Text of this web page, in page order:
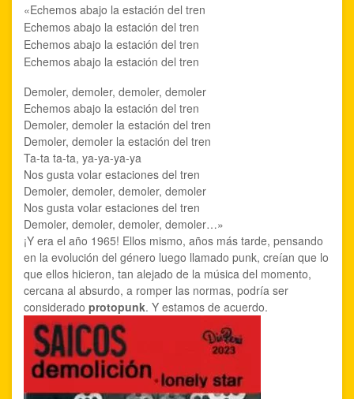
«Echemos abajo la estación del tren
Echemos abajo la estación del tren
Echemos abajo la estación del tren
Echemos abajo la estación del tren
Demoler, demoler, demoler, demoler
Echemos abajo la estación del tren
Demoler, demoler la estación del tren
Demoler, demoler la estación del tren
Ta-ta ta-ta, ya-ya-ya-ya
Nos gusta volar estaciones del tren
Demoler, demoler, demoler, demoler
Nos gusta volar estaciones del tren
Demoler, demoler, demoler, demoler…»
¡Y era el año 1965! Ellos mismo, años más tarde, pensando
en la evolución del género luego llamado punk, creían que lo
que ellos hicieron, tan alejado de la música del momento,
cercana al absurdo, a romper las normas, podría ser
considerado protopunk. Y estamos de acuerdo.